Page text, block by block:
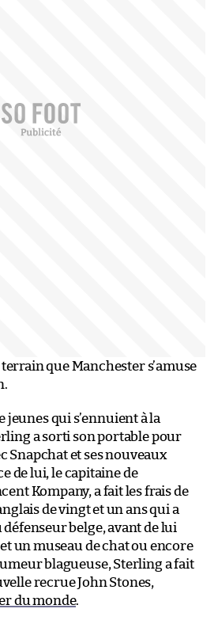
terrain que Manchester s’amuse
jeunes qui s’ennuient à la
a sorti son portable pour
Snapchat et ses nouveaux
de lui, le capitaine de
Kompany, a fait les frais de
de vingt et un ans qui a
belge, avant de lui
un museau de chat ou encore
blagueuse, Sterling a fait
recrue John Stones,
du monde.